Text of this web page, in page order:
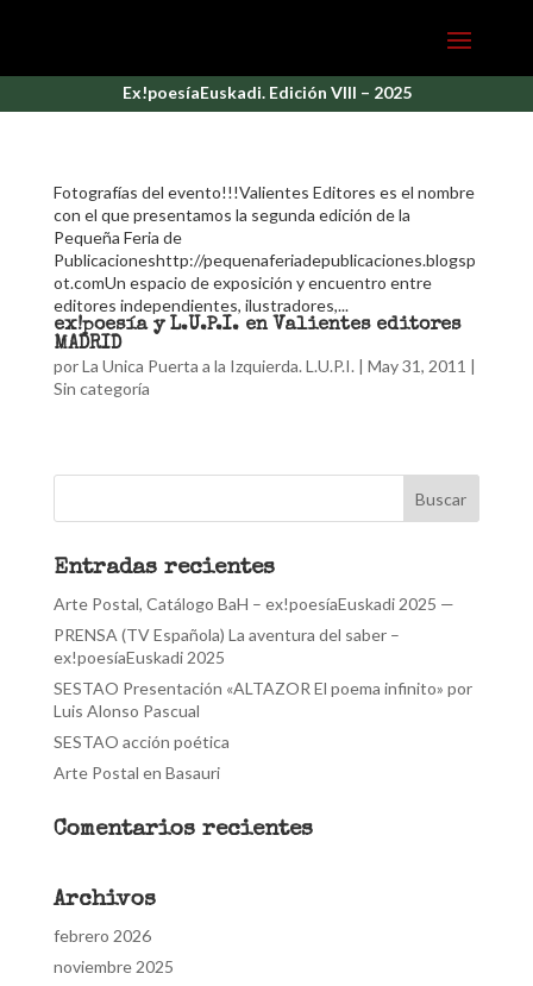
Ex!poesíaEuskadi. Edición VIII – 2025
ex!poesía y L.U.P.I. en Valientes editores
MADRID
porLa Unica Puerta a la Izquierda. L.U.P.I. | May 31, 2011 |
Sin categoría
Fotografías del evento!!!Valientes Editores es el nombre
con el que presentamos la segunda edición de la
Pequeña Feria de
Publicacioneshttp://pequenaferiadepublicaciones.blogsp
ot.comUn espacio de exposición y encuentro entre
editores independientes, ilustradores,...
Entradas recientes
Arte Postal, Catálogo BaH – ex!poesíaEuskadi 2025 —
PRENSA (TV Española) La aventura del saber –
ex!poesíaEuskadi 2025
SESTAO Presentación «ALTAZOR El poema infinito» por
Luis Alonso Pascual
SESTAO acción poética
Arte Postal en Basauri
Comentarios recientes
Archivos
febrero 2026
noviembre 2025